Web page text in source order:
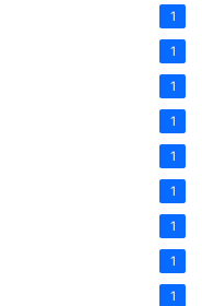
1
1
1
1
1
1
1
1
1